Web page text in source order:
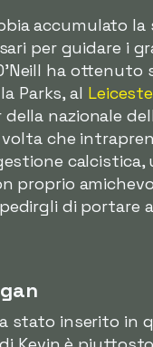
accumulato la
per guidare i
ha ottenuto
Parks, al
nazionale
volta che
calcistica,
proprio
di portare
stato inserito in